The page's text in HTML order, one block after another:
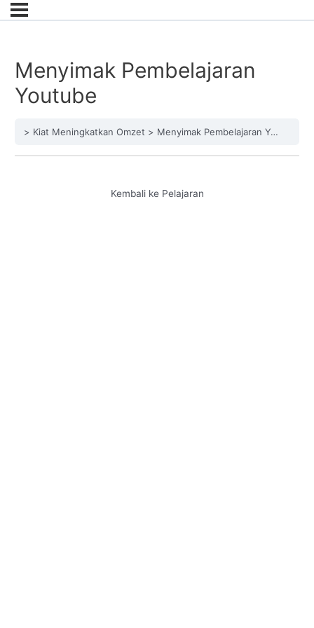
Menyimak Pembelajaran
Youtube
Kiat Meningkatkan Omzet Menyimak Pembelajaran Youtube
Kembali ke Pelajaran